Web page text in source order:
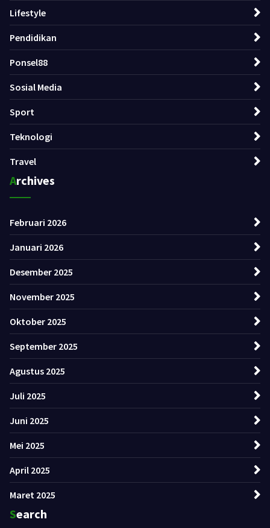
Lifestyle
Pendidikan
Ponsel88
Sosial Media
Sport
Teknologi
Travel
Archives
Februari 2026
Januari 2026
Desember 2025
November 2025
Oktober 2025
September 2025
Agustus 2025
Juli 2025
Juni 2025
Mei 2025
April 2025
Maret 2025
Search